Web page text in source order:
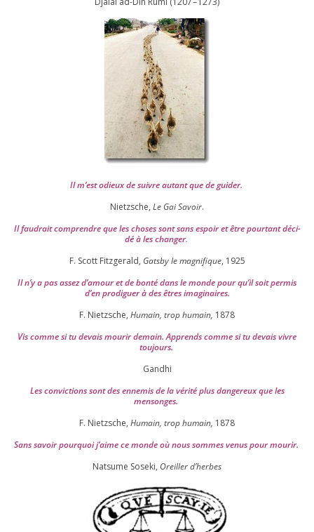
Il m’est odieux de suivre autant que de gui­der.
Nietzsche, Le Gai Savoir.
Il fau­drait com­prendre que les choses sont sans espoir et être pour­tant déci­
dé à les chan­ger.
F. Scott Fitzgerald, Gatsby le magni­fique, 1925
Il n’y a pas assez d’a­mour et de bon­té dans le monde pour qu’il soit per­mis
d’en pro­di­guer à des êtres imaginaires.
F. Nietzsche, Humain, trop humain, 1878
Vis comme si tu devais mou­rir demain. Apprends comme si tu devais vivre
toujours.
Gandhi
Les convic­tions sont des enne­mis de la véri­té plus dan­ge­reux que les
mensonges.
F. Nietzsche, Humain, trop humain, 1878
Sans savoir pour­quoi j’aime ce monde où nous sommes venus pour mourir.
Natsume Soseki, Oreiller d’herbes